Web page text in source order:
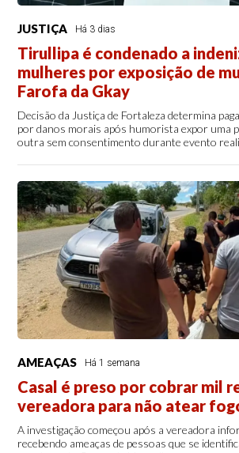
JUSTIÇA Há 3 dias
Tirullipa é condenado a
mulheres por exposição de
Farofa da Gkay
Decisão da Justiça de Fortaleza determina
por danos morais após humorista expor uma
outra sem consentimento durante evento
AMEAÇAS Há 1 semana
Casal é preso por cobrar mil
vereadora para não atear
A investigação começou após a vereadora
recebendo ameaças de pessoas que se